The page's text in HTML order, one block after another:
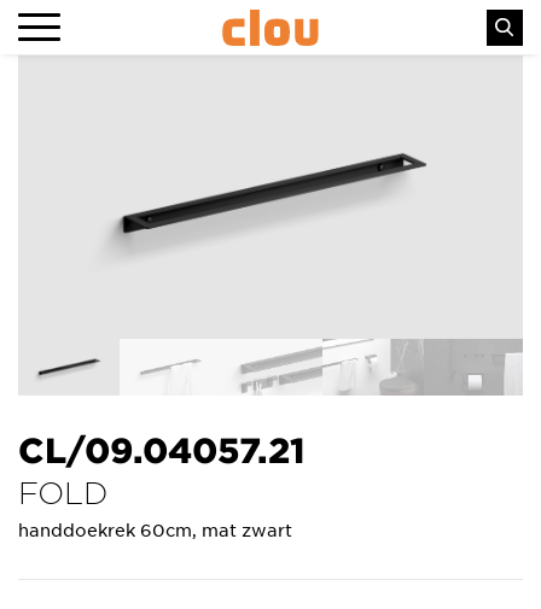
CL/09.04057.21
FOLD
handdoekrek 60cm, mat zwart